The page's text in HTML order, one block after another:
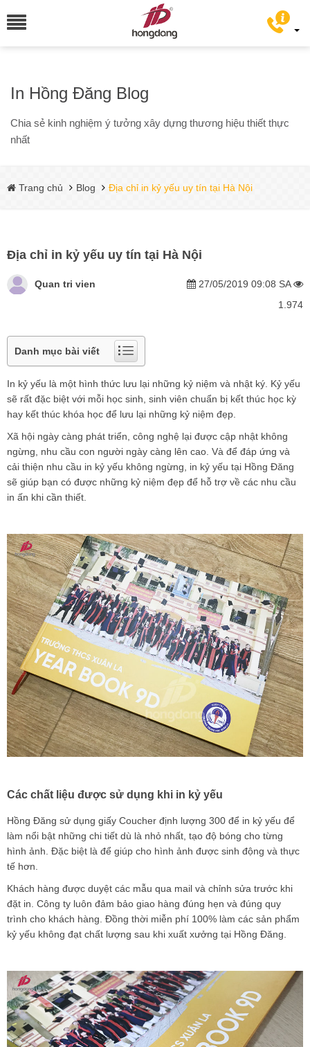
In Hồng Đăng Blog
Chia sẻ kinh nghiệm ý tưởng xây dựng thương hiệu thiết thực
nhất
Trang chủ Blog Địa chỉ in kỷ yếu uy tín tại Hà Nội
Địa chỉ in kỷ yếu uy tín tại Hà Nội
Quan tri vien
27/05/2019 09:08 SA
1.974
Danh mục bài viết
In kỷ yếu là một hình thức lưu lại những kỷ niệm và nhật ký. Kỷ yếu
sẽ rất đặc biệt với mỗi học sinh, sinh viên chuẩn bị kết thúc học kỳ
hay kết thúc khóa học để lưu lại những kỷ niệm đẹp.
Xã hội ngày càng phát triển, công nghệ lại được cập nhật không
ngừng, nhu cầu con người ngày càng lên cao. Và để đáp ứng và
cải thiện nhu cầu in kỷ yếu không ngừng, in kỷ yếu tại Hồng Đăng
sẽ giúp bạn có được những kỷ niệm đẹp để hỗ trợ về các nhu cầu
in ấn khi cần thiết.
Các chất liệu được sử dụng khi in kỷ yếu
Hồng Đăng sử dụng giấy Coucher định lượng 300 để in kỷ yếu để
làm nổi bật những chi tiết dù là nhỏ nhất, tạo độ bóng cho từng
hình ảnh. Đặc biệt là để giúp cho hình ảnh được sinh động và thực
tế hơn.
Khách hàng được duyệt các mẫu qua mail và chỉnh sửa trước khi
đặt in. Công ty luôn đảm bảo giao hàng đúng hẹn và đúng quy
trình cho khách hàng. Đồng thời miễn phí 100% làm các sản phẩm
kỷ yếu không đạt chất lượng sau khi xuất xưởng tại Hồng Đăng.